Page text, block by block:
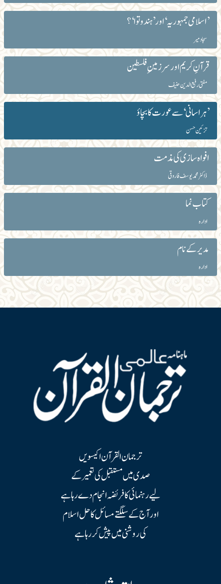
’اسلامی جمہوریہ‘ اور ’ہندوتوا‘؟
سجاد میر
قرآنِ کریم اور سرزمینِ فلسطین
مفتی رفیع الدین حنیف
’ہراسانی‘ سے عورت کا بچاؤ
تزئین حسن
افواہ سازی کی مذمت
ڈاکٹر محمد یوسف فاروقی
کتاب نما
ادارہ
مدیر کے نام
ادارہ
ترجمان القرآن اکیسویں
صدی میں مستقبل کی تعمیر کے
لیے رہنمائی کا فریضہ انجام دے رہا ہے
اور آج کے سلگتے مسائل کا حل اسلام
کی روشنی میں پیش کر رہا ہے